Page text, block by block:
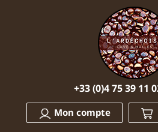
+33 (0)4 75 39 11
Mon compte